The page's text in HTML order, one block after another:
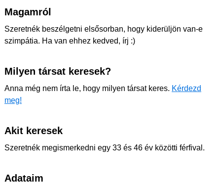
Magamról
Szeretnék beszélgetni elsősorban, hogy kiderüljön van-e
szimpátia. Ha van ehhez kedved, írj :)
Milyen társat keresek?
Anna még nem írta le, hogy milyen társat keres. Kérdezd
meg!
Akit keresek
Szeretnék megismerkedni egy 33 és 46 év közötti férfival.
Adataim